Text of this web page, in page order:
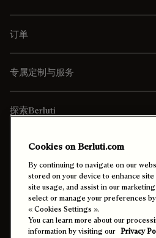
订单
专属定制与服务
探索Berluti
寄送至 中國澳門特別行政區 (中
Cookies on Berluti.com
By continuing to navigate on our
stored on your device to enhance
site usage, and assist in our
select or manage your preferences
« Cookies Settings ».
You can learn more about our
information by visiting our Privacy